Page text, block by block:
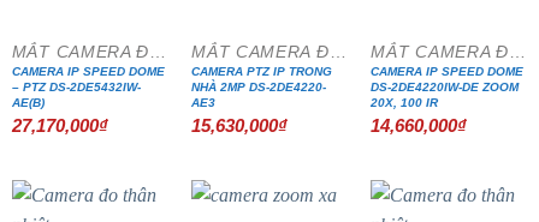
CAMERA IP SPEED DOME
– PTZ DS-2DE5432IW-
AE(B)
27,170,000₫
CAMERA PTZ IP TRONG
NHÀ 2MP DS-2DE4220-
AE3
15,630,000₫
CAMERA IP SPEED DOME
DS-2DE4220IW-DE ZOOM
20X, 100 IR
14,660,000₫